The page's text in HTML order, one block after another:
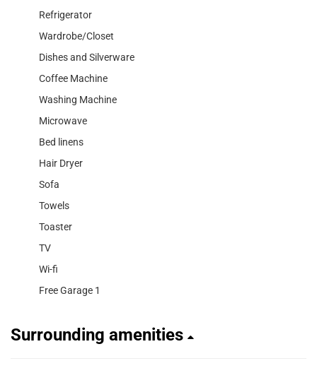
Refrigerator
Wardrobe/Closet
Dishes and Silverware
Coffee Machine
Washing Machine
Microwave
Bed linens
Hair Dryer
Sofa
Towels
Toaster
TV
Wi-fi
Free Garage 1
Surrounding amenities